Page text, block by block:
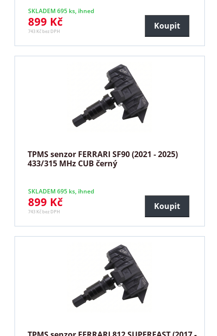
SKLADEM 695 ks, ihned
899 Kč
743 Kč bez DPH
Koupit
TPMS senzor FERRARI SF90 (2021 - 2025)
433/315 MHz CUB černý
SKLADEM 695 ks, ihned
899 Kč
743 Kč bez DPH
Koupit